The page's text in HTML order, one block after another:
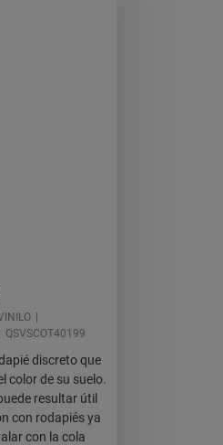
QSVSCOT40199
discreto que
color de su suelo.
resultar útil
con rodapiés ya
con la cola